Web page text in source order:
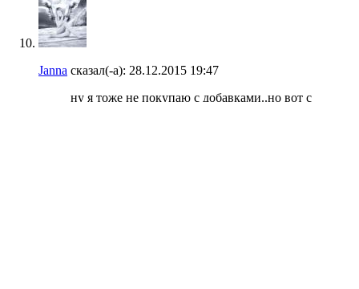
Janna сказал(-а): 28.12.2015 19:47
ну я тоже не покупаю с добавками..но вот с